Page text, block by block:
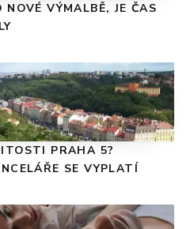
VÝMALBĚ, JE ČAS
PRAHA 5?
SE VYPLATÍ